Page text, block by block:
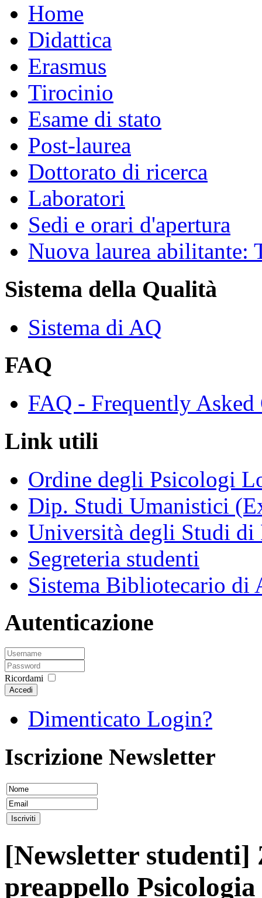
Home
Didattica
Erasmus
Tirocinio
Esame di stato
Post-laurea
Dottorato di ricerca
Laboratori
Sedi e orari d'apertura
Nuova laurea abilitante:
Sistema della Qualità
Sistema di AQ
FAQ
FAQ - Frequently Asked
Link utili
Ordine degli Psicologi
Dip. Studi Umanistici
Università degli Studi di
Segreteria studenti
Sistema Bibliotecario di
Autenticazione
Ricordami
Accedi
Dimenticato Login?
Iscrizione Newsletter
[Newsletter
preappello